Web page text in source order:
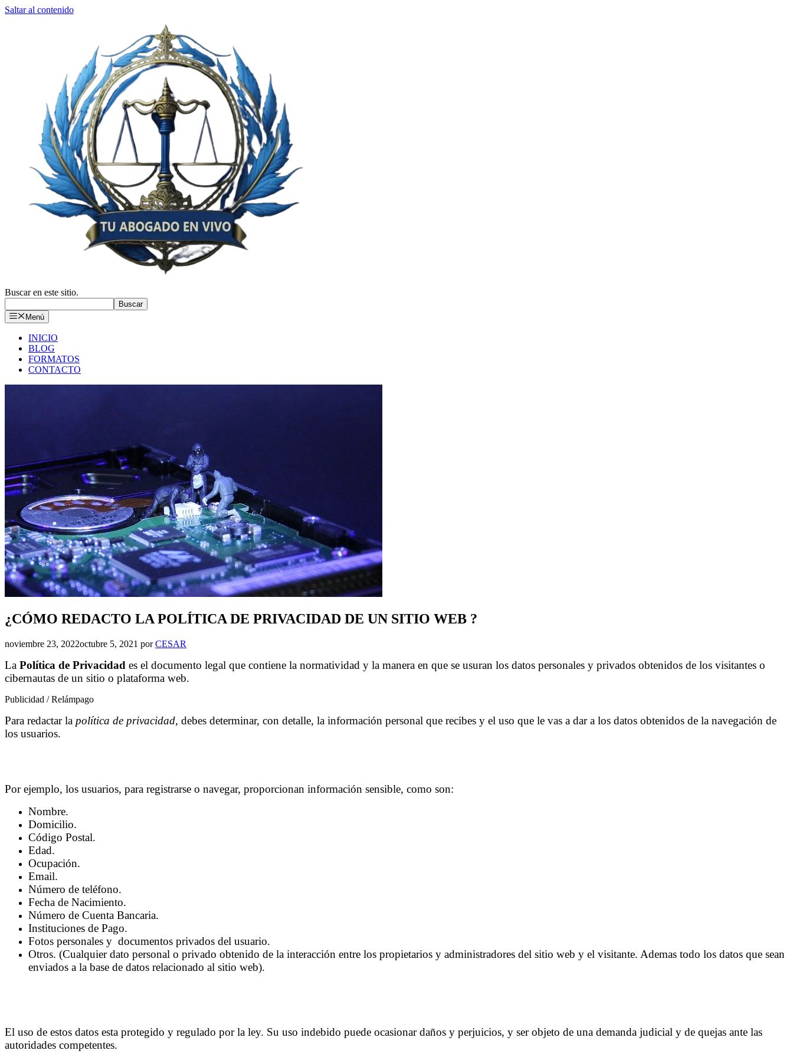
Saltar al contenido
Buscar en este sitio.
Buscar
Menú
INICIO
BLOG
FORMATOS
CONTACTO
¿CÓMO REDACTO LA POLÍTICA DE PRIVACIDAD DE UN SITIO WEB ?
noviembre 23, 2022octubre 5, 2021 porCESAR
La Política de Privacidad es el documento legal que contiene la normatividad y la manera en que se usuran los datos personales y privados obtenidos de los visitantes o
cibernautas de un sitio o plataforma web.
Publicidad / Relámpago
Para redactar la política de privacidad, debes determinar, con detalle, la información personal que recibes y el uso que le vas a dar a los datos obtenidos de la navegación de
los usuarios.
Por ejemplo, los usuarios, para registrarse o navegar, proporcionan información sensible, como son:
Nombre.
Domicilio.
Código Postal.
Edad.
Ocupación.
Email.
Número de teléfono.
Fecha de Nacimiento.
Número de Cuenta Bancaria.
Instituciones de Pago.
Fotos personales y documentos privados del usuario.
Otros. (Cualquier dato personal o privado obtenido de la interacción entre los propietarios y administradores del sitio web y el visitante. Ademas todo los datos que sean
enviados a la base de datos relacionado al sitio web).
El uso de estos datos esta protegido y regulado por la ley. Su uso indebido puede ocasionar daños y perjuicios, y ser objeto de una demanda judicial y de quejas ante las
autoridades competentes.